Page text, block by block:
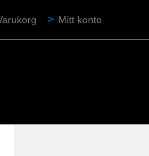
Mitt konto